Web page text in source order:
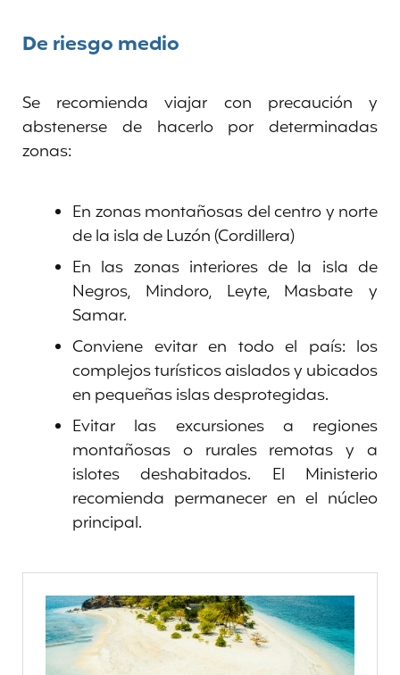
De riesgo medio
Se recomienda viajar con precaución y
abstenerse de hacerlo por determinadas
zonas:
En zonas montañosas del centro y norte
de la isla de Luzón (Cordillera)
En las zonas interiores de la isla de
Negros, Mindoro, Leyte, Masbate y
Samar.
Conviene evitar en todo el país: los
complejos turísticos aislados y ubicados
en pequeñas islas desprotegidas.
Evitar las excursiones a regiones
montañosas o rurales remotas y a
islotes deshabitados. El Ministerio
recomienda permanecer en el núcleo
principal.